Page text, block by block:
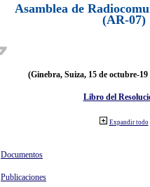
Asamblea de
(AR-07)
(Ginebra, Suiza, 15 de octubre-19
Libro del
Expandir todo
Documentos
Publicaciones